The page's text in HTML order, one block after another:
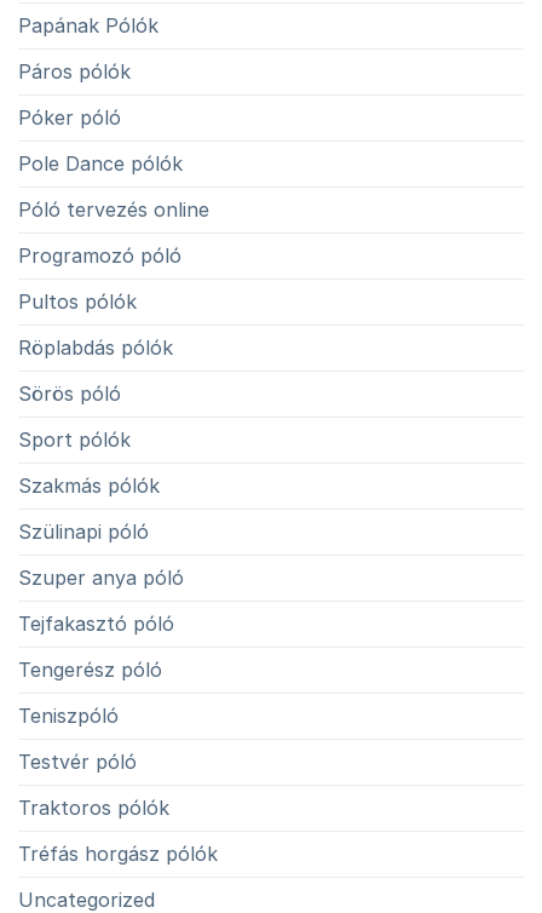
Papának Pólók
Páros pólók
Póker póló
Pole Dance pólók
Póló tervezés online
Programozó póló
Pultos pólók
Röplabdás pólók
Sörös póló
Sport pólók
Szakmás pólók
Szülinapi póló
Szuper anya póló
Tejfakasztó póló
Tengerész póló
Teniszpóló
Testvér póló
Traktoros pólók
Tréfás horgász pólók
Uncategorized